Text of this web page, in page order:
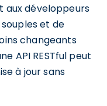
aux développeurs
et de
changeants
API RESTful peut
à jour sans